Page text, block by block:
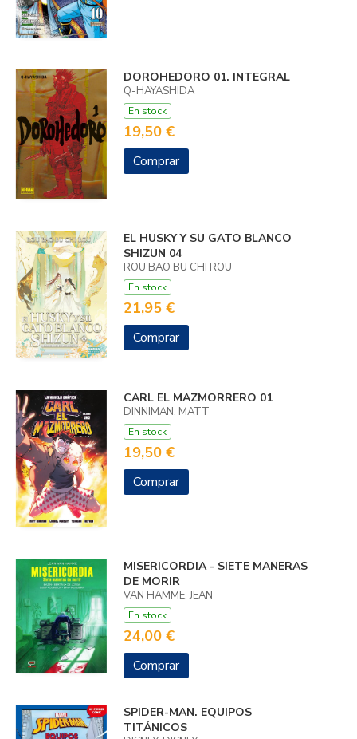
DOROHEDORO 01. INTEGRAL
Q-HAYASHIDA
En stock
19,50 €
Comprar
EL HUSKY Y SU GATO BLANCO
SHIZUN 04
ROU BAO BU CHI ROU
En stock
21,95 €
Comprar
CARL EL MAZMORRERO 01
DINNIMAN, MATT
En stock
19,50 €
Comprar
MISERICORDIA - SIETE MANERAS
DE MORIR
VAN HAMME, JEAN
En stock
24,00 €
Comprar
SPIDER-MAN. EQUIPOS
TITÁNICOS